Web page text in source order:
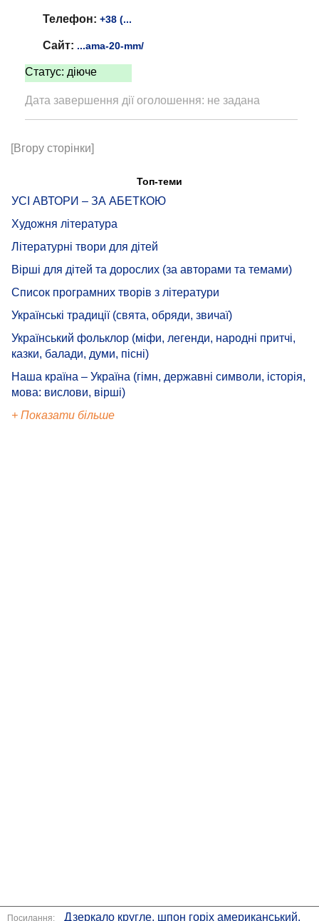
Телефон: +38 (...
Сайт: ...ama-20-mm/
Статус: діюче
Дата завершення дії оголошення: не задана
[Вгору сторінки]
Топ-теми
УСІ АВТОРИ – ЗА АБЕТКОЮ
Художня література
Літературні твори для дітей
Вірші для дітей та дорослих (за авторами та темами)
Список програмних творів з літератури
Українські традиції (свята, обряди, звичаї)
Український фольклор (міфи, легенди, народні притчі,
казки, балади, думи, пісні)
Наша країна – Україна (гімн, державні символи, історія,
мова: вислови, вірші)
+ Показати більше
Посилання: Дзеркало кругле, шпон горіх американський,